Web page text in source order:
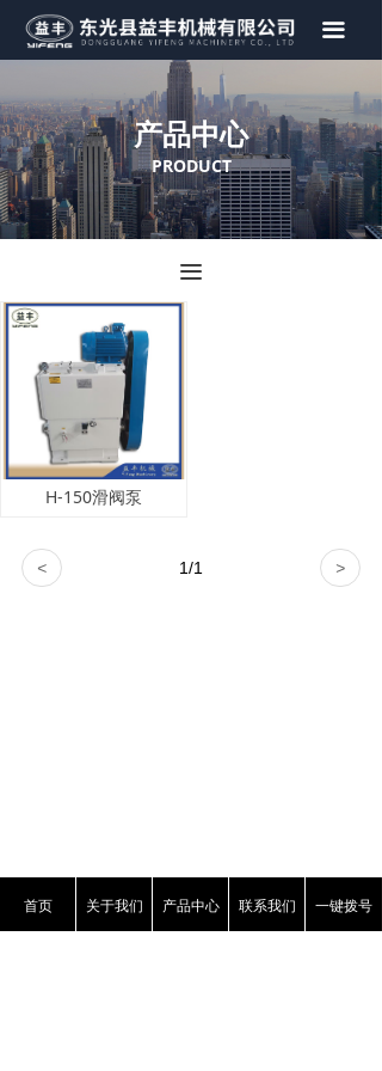
끀
首页
产品中心
视频展示
新闻资讯
联系我们
产品中心
PRODUCT
끀
H-150滑阀泵
< >
1/1
首页 关于我们 产品中心 联系我们 一键拨号